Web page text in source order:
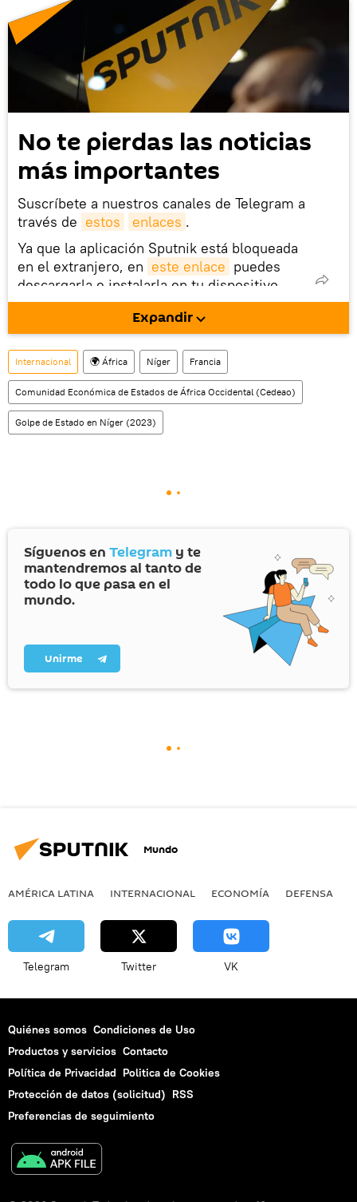
No te pierdas las noticias
más importantes
Suscríbete a nuestros canales de Telegram a
través de estos enlaces .
Ya que la aplicación Sputnik está bloqueada
en el extranjero, en este enlace puedes
descargarla e instalarla en tu dispositivo
móvil (¡solo para Android!).
También tenemos una cuenta en la red
social rusa VK .
Expandir
Internacional 🌍 África Níger Francia
Comunidad Económica de Estados de África Occidental (Cedeao)
Golpe de Estado en Níger (2023)
Síguenos en Telegram y te
mantendremos al tanto de
todo lo que pasa en el
mundo.
Unirme
Mundo
AMÉRICA LATINA INTERNACIONAL ECONOMÍA DEFENSA
Telegram Twitter VK
Quiénes somos Condiciones de Uso
Productos y servicios Contacto
Política de Privacidad Politica de Cookies
Protección de datos (solicitud) RSS
Preferencias de seguimiento